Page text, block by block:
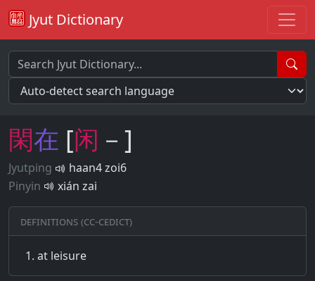
Jyut Dictionary
閑在 [闲 －]
Jyutping
haan4 zoi6
Pinyin
xián zai
Definitions (CC-CEDICT)
at leisure